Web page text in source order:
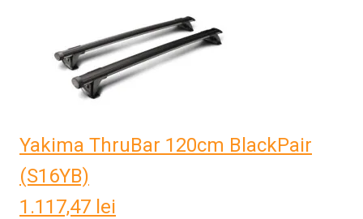
Yakima ThruBar 120cm BlackPair
(S16YB)
1.117,47 lei